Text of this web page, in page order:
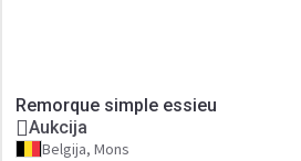
Remorque simple essieu
Aukcija
Belgija, Mons